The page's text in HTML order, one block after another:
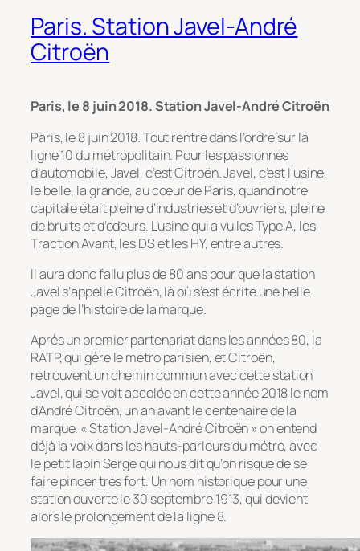
Paris. Station Javel-André
Citroën
Paris, le 8 juin 2018. Station Javel-André Citroën
Paris, le 8 juin 2018. Tout rentre dans l’ordre sur la
ligne 10 du métropolitain. Pour les passionnés
d’automobile, Javel, c’est Citroën. Javel, c’est l’usine,
le belle, la grande, au coeur de Paris, quand notre
capitale était pleine d’industries et d’ouvriers, pleine
de bruits et d’odeurs. L’usine qui a vu les Type A, les
Traction Avant, les DS et les HY, entre autres.
Il aura donc fallu plus de 80 ans pour que la station
Javel s’appelle Citroën, là où s’est écrite une belle
page de l’histoire de la marque.
Après un premier partenariat dans les années 80, la
RATP, qui gère le métro parisien, et Citroën,
retrouvent un chemin commun avec cette station
Javel, qui se voit accolée en cette année 2018 le nom
d’André Citroën, un an avant le centenaire de la
marque. «Station Javel-André Citroën» on entend
déjà la voix dans les hauts-parleurs du métro, avec
le petit lapin Serge qui nous dit qu’on risque de se
faire pincer très fort. Un nom historique pour une
station ouverte le 30 septembre 1913, qui devient
alors le prolongement de la ligne 8.